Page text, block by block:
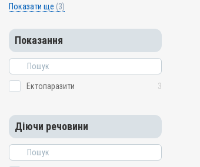
Показати ще (3)
Показання
Ектопаразити 3
Діючи речовини